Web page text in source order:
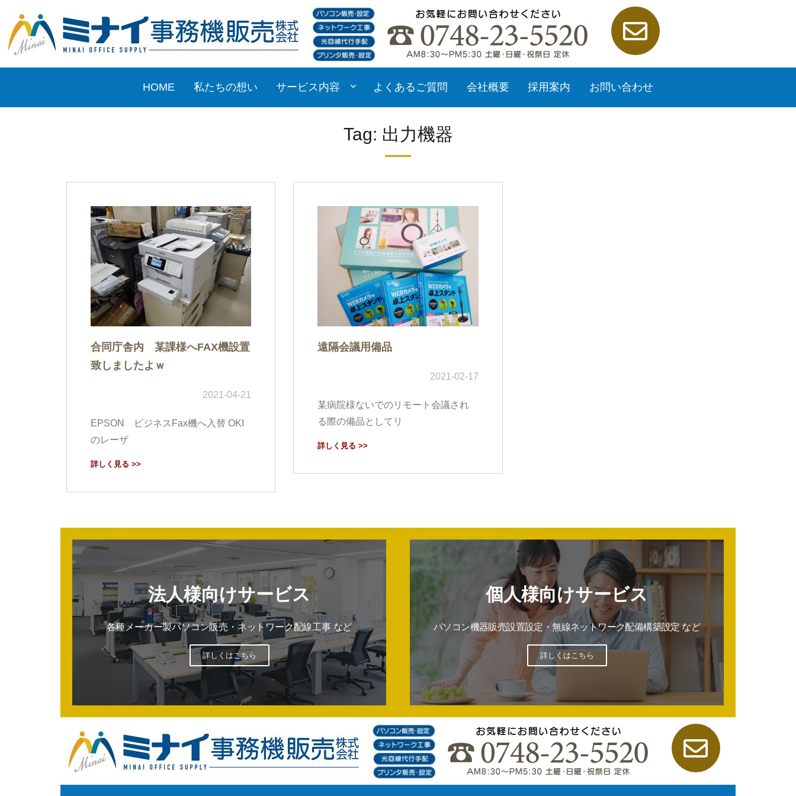
HOME 私たちの想い サービス内容 よくあるご質問 会社概要 採用案内 お問い合わせ
Tag: 出力機器
合同庁舎内 某課様へFAX機設置
致しましたよｗ
2021-04-21
EPSON ビジネスFax機へ入替 OKI
のレーザ
詳しく見る >>
遠隔会議用備品
2021-02-17
某病院様ないでのリモート会議され
る際の備品としてリ
詳しく見る >>
法人様向けサービス
各種メーカー製パソコン販売・ネットワーク配線工事 など
詳しくはこちら
個人様向けサービス
パソコン機器販売設置設定・無線ネットワーク配備構築設定 など
詳しくはこちら